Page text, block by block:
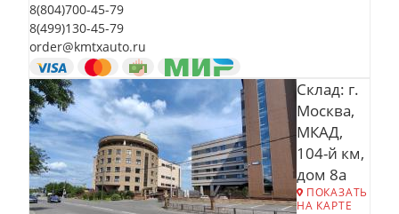
8(804)700-45-79
8(499)130-45-79
order@kmtxauto.ru
Склад: г.
Москва,
МКАД,
104-й км,
дом 8а
ПОКАЗАТЬ
НА КАРТЕ